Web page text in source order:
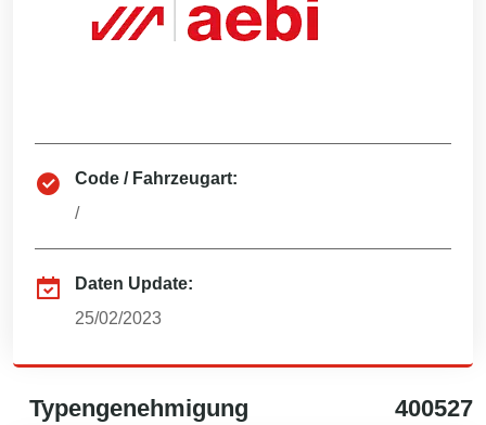
Code / Fahrzeugart:
/
Daten Update:
25/02/2023
Typengenehmigung 400527